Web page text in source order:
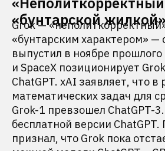
«бунтарской жилкой»
Grok —
«бунтарским характером» —
выпустил в ноябре прошлого
и SpaceX позиционирует
ChatGPT. xAI заявляет, что
математических задач для
Grok-1 превзошел ChatGPT-
бесплатной версии
признал, что Grok пока